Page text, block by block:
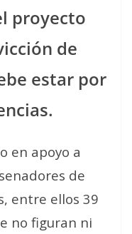
proyecto
de
estar por
en apoyo a
de
entre ellos 39
no figuran ni